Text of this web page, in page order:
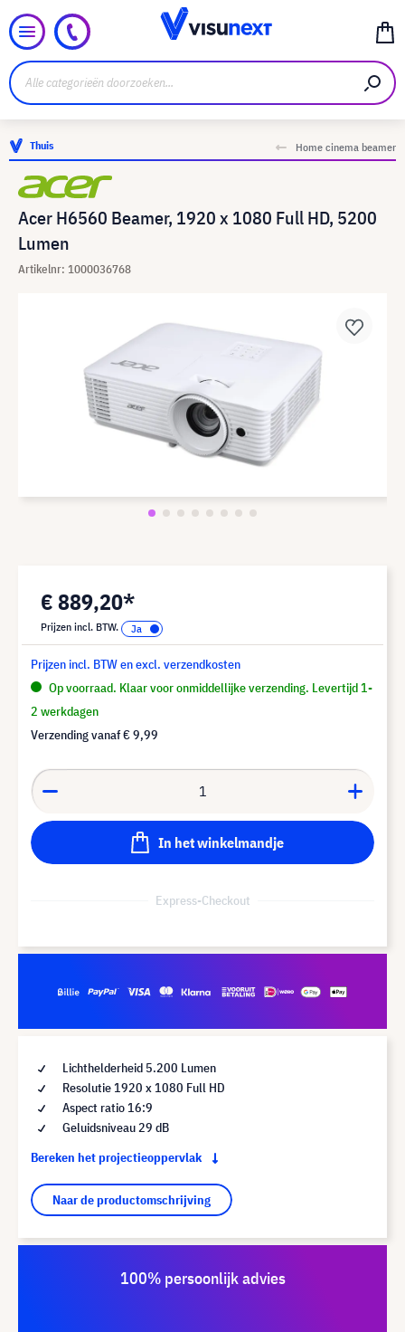
Thuis Home cinema beamer
Acer H6560 Beamer, 1920 x 1080 Full HD, 5200
Lumen
Artikelnr: 1000036768
€ 889,20*
Prijzen incl. BTW.
Prijzen incl. BTW en excl. verzendkosten
Op voorraad. Klaar voor onmiddellijke verzending. Levertijd 1-
2 werkdagen
Verzending vanaf€ 9,99
In het winkelmandje
Express-Checkout
Lichthelderheid 5.200 Lumen
Resolutie 1920 x 1080 Full HD
Aspect ratio 16:9
Geluidsniveau 29 dB
Bereken het projectieoppervlak
Naar de productomschrijving
100% persoonlijk advies